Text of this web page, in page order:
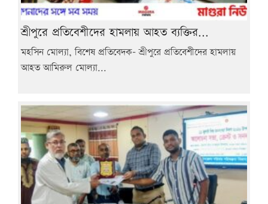
শ্রীপুরে প্রতিবেশীদের হামলায় আহত ব্যক্তির...
মহসিন মোল্যা, বিশেষ প্রতিবেদক- শ্রীপুরে প্রতিবেশীদের হামলায়
আহত আমিরুল মোল্যা...